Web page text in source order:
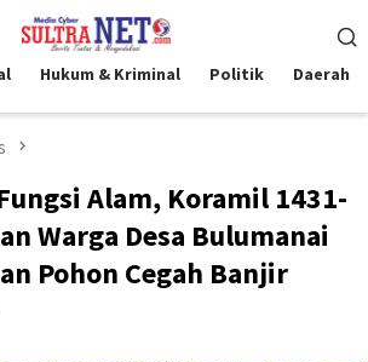
Hukum & Kriminal Politik Daerah
Alam, Koramil 1431-
Warga Desa Bulumanai
Pohon Cegah Banjir